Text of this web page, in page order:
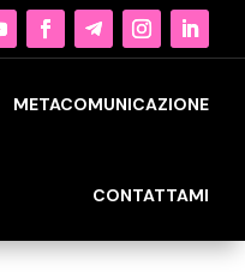
METACOMUNICAZIONE
CONTATTAMI